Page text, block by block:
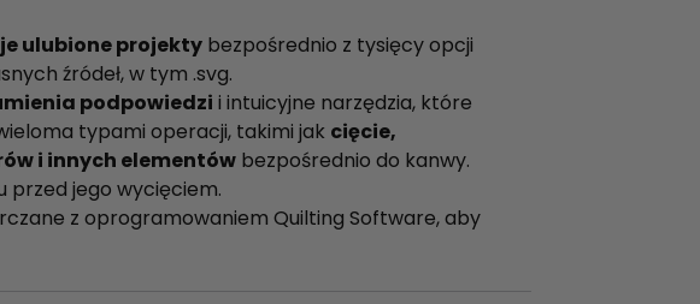
ulubione projekty bezpośrednio z tysięcy opcji
źródeł, w tym .svg.
podpowiedzi i intuicyjne narzędzia, które
typami operacji, takimi jak cięcie,
i innych elementów bezpośrednio do kanwy.
przed jego wycięciem.
z oprogramowaniem Quilting Software, aby